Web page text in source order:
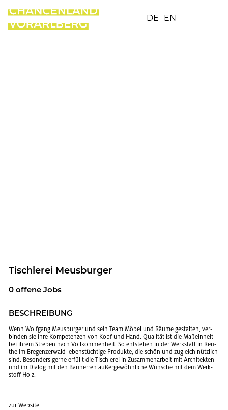
DE EN
Tisch­le­rei Meus­bur­ger
0 of­fe­ne Jobs
BE­SCHREI­BUNG
Wenn Wolf­gang Meus­bur­ger und sein Team Möbel und Räume ge­stal­ten, ver­
bin­den sie ihre Kom­pe­ten­zen von Kopf und Hand. Qua­li­tät ist die Ma­ß­ein­heit
bei ihrem Stre­ben nach Voll­kom­men­heit. So ent­ste­hen in der Werk­statt in Reu­
the im Bre­gen­zer­wald le­bens­tüch­ti­ge Pro­duk­te, die schön und zu­gleich nütz­lich
sind. Be­son­ders gerne er­füllt die Tisch­le­rei in Zu­sam­men­ar­beit mit Ar­chi­tek­ten
und im Dia­log mit den Bau­her­ren au­ßer­ge­wöhn­li­che Wün­sche mit dem Werk­
stoff Holz.
zur Web­site